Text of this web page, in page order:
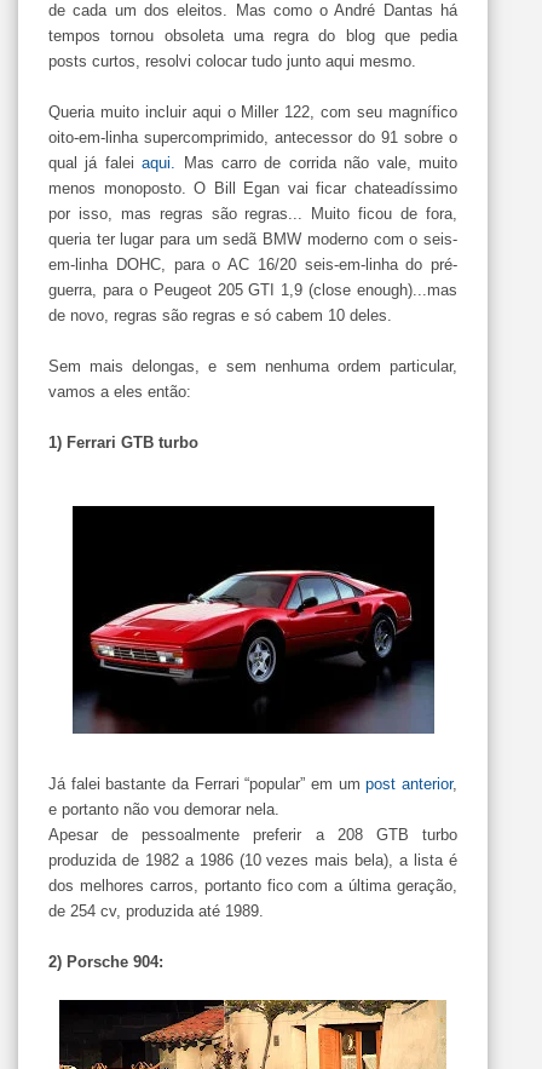
de cada um dos eleitos. Mas como o André Dantas há
tempos tornou obsoleta uma regra do blog que pedia
posts curtos, resolvi colocar tudo junto aqui mesmo.
Queria muito incluir aqui o Miller 122, com seu magnífico
oito-em-linha supercomprimido, antecessor do 91 sobre o
qual já faleiaqui. Mas carro de corrida não vale, muito
menos monoposto. O Bill Egan vai ficar chateadíssimo
por isso, mas regras são regras... Muito ficou de fora,
queria ter lugar para um sedã BMW moderno com o seis-
em-linha DOHC, para o AC 16/20 seis-em-linha do pré-
guerra, para o Peugeot 205 GTI 1,9 (close enough)...mas
de novo, regras são regras e só cabem 10 deles.
Sem mais delongas, e sem nenhuma ordem particular,
vamos a eles então:
1) Ferrari GTB turbo
Já falei bastante da Ferrari “popular” em umpost anterior,
e portanto não vou demorar nela.
Apesar de pessoalmente preferir a 208 GTB turbo
produzida de 1982 a 1986 (10 vezes mais bela), a lista é
dos melhores carros, portanto fico com a última geração,
de 254 cv, produzida até 1989.
2) Porsche 904: